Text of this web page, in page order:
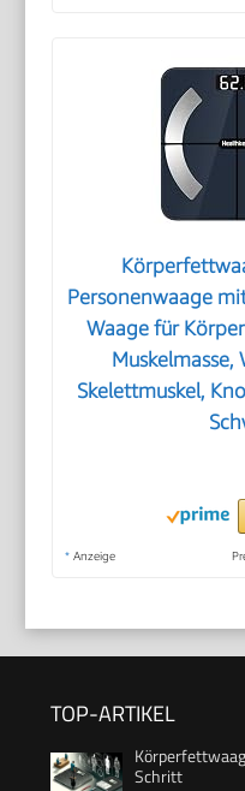
Personenwaage
Waage für
Muskelmasse,
Skelettmuskel,
* Anzeige
TOP-ARTIKEL
Schritt